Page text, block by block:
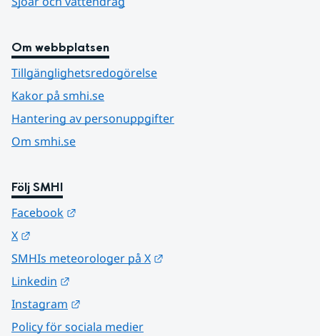
Om webbplatsen
Tillgänglighetsredogörelse
Kakor på smhi.se
Hantering av personuppgifter
Om smhi.se
Följ SMHI
Facebook
X
SMHIs meteorologer på X
Linkedin
Instagram
Policy för sociala medier